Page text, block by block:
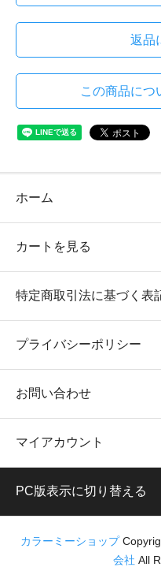
返品
この商品につ
ホーム
カートを見る
特定商取引法に基づく表
プライバシーポリシー
お問い合わせ
マイアカウント
PC版表示に切り替える
カラーミーショップ
会社 All